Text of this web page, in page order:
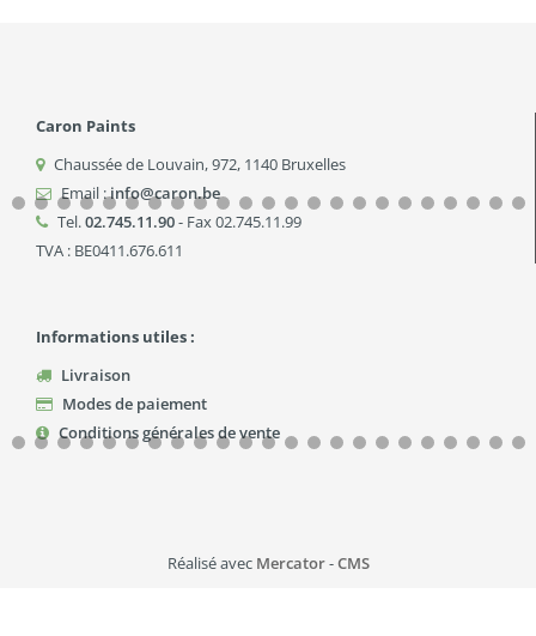
Caron Paints
Chaussée de Louvain, 972, 1140 Bruxelles
Email :info@caron.be
Tel.02.745.11.90- Fax 02.745.11.99
TVA : BE0411.676.611
Informations utiles :
Livraison
Modes de paiement
Conditions générales de vente
Réalisé avec Mercator-CMS